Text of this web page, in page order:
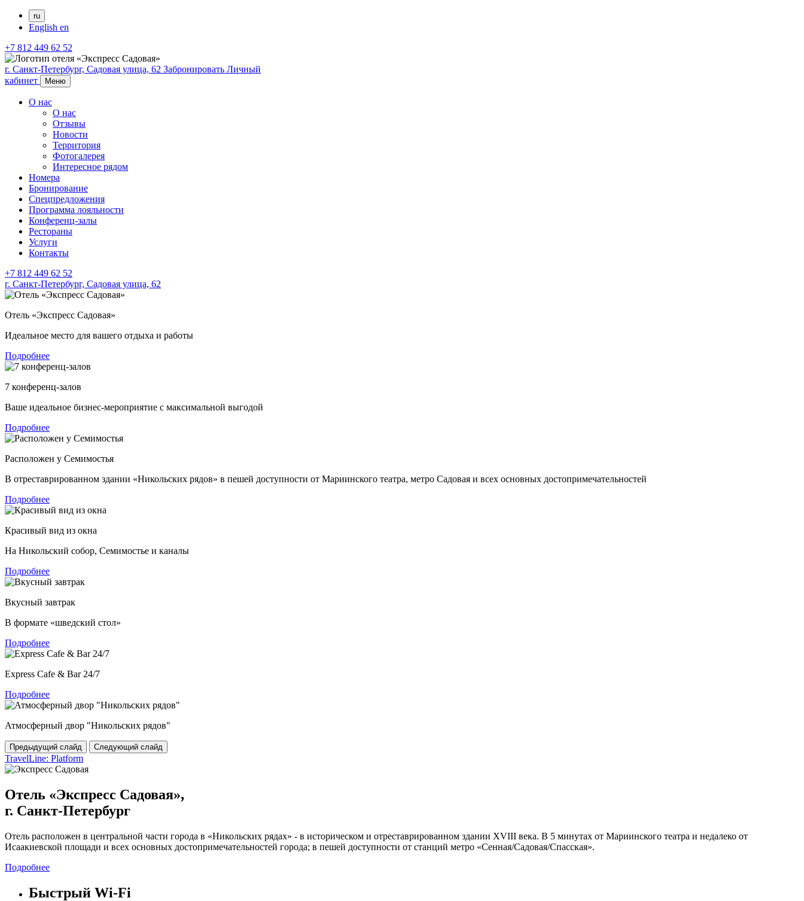
ru
English en
+7 812 449 62 52
г. Санкт-Петербург, Садовая улица, 62 Забронировать Личный
кабинет
Меню
О нас
О нас
Отзывы
Новости
Территория
Фотогалерея
Интересное рядом
Номера
Бронирование
Спецпредложения
Программа лояльности
Конференц-залы
Рестораны
Услуги
Контакты
+7 812 449 62 52
г. Санкт-Петербург, Садовая улица, 62
Отель «Экспресс Садовая»
Идеальное место для вашего отдыха и работы
Подробнее
7 конференц-залов
Ваше идеальное бизнес-мероприятие с максимальной выгодой
Подробнее
Расположен у Семимостья
В отреставрированном здании «Никольских рядов» в пешей доступности от Мариинского театра, метро Садовая и всех основных достопримечательностей
Подробнее
Красивый вид из окна
На Никольский собор, Семимостье и каналы
Подробнее
Вкусный завтрак
В формате «шведский стол»
Подробнее
Express Cafe & Bar 24/7
Подробнее
Атмосферный двор "Никольских рядов"
Предыдущий слайд Следующий слайд
TravelLine: Platform
Отель «Экспресс Садовая»,
г. Санкт-Петербург
Отель расположен в центральной части города в «Никольских рядах» - в историческом и отреставрированном здании XVIII века. В 5 минутах от Мариинского театра и недалеко от
Исаакиевской площади и всех основных достопримечательностей города; в пешей доступности от станций метро «Сенная/Садовая/Спасская».
Подробнее
Быстрый Wi-Fi